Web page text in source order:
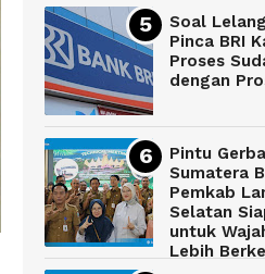
Soal
Pinca BRI
Proses
dengan
Pintu
Sumatera
Pemkab
Selatan
untuk
Lebih